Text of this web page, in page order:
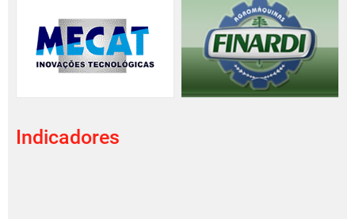
Indicadores